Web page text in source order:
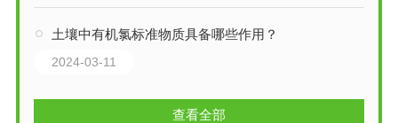
土壤中有机氯标准物质具备哪些作用？
2024-03-11
查看全部